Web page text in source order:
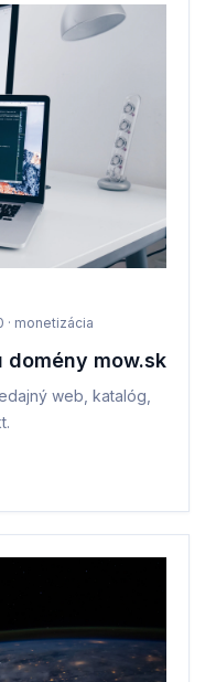
· monetizácia
domény mow.sk
web, katalóg,